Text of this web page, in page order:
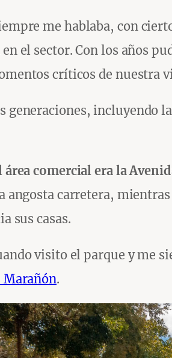
me hablaba, con
en el sector. Con los años
críticos de nuestra
generaciones, incluyendo
comercial era la
angosta carretera,
sus casas.
visito el parque y me
Marañón.